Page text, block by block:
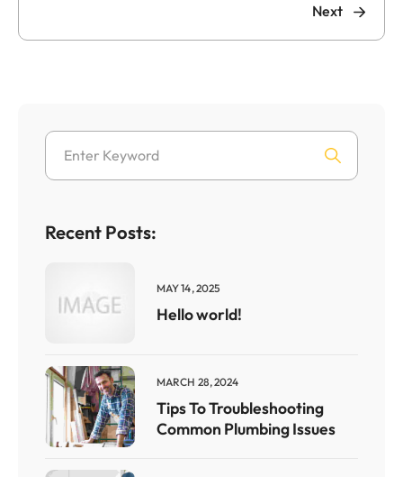
Next
Recent Posts:
MAY 14, 2025
Hello world!
MARCH 28, 2024
Tips To Troubleshooting
Common Plumbing Issues